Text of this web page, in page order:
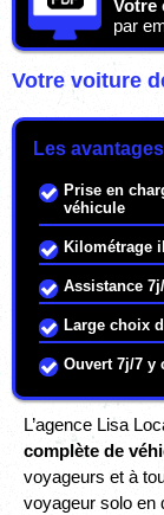
Votre
par
Votre voiture
Les
Prise en
véhicule
Kilométrage
Assistance
Large choix
Ouvert 7j/7 y
L’agence Lisa
complète de
voyageurs et à
voyageur solo en